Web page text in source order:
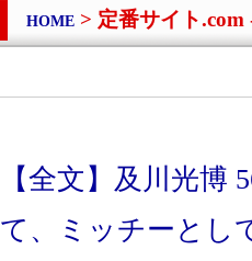
HOME > 定番サイト
【全文】及川光博
て、ミッチーとし